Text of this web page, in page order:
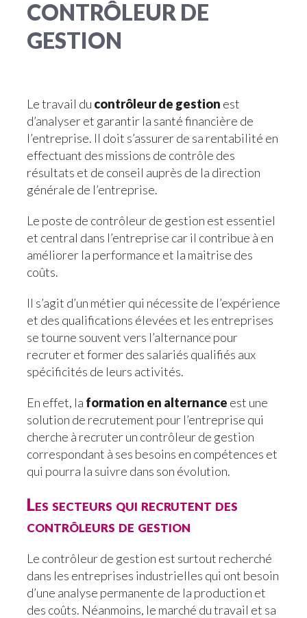
CONTRÔLEUR DE
GESTION
Le travail du contrôleur de gestion est
d’analyser et garantir la santé financière de
l’entreprise. Il doit s’assurer de sa rentabilité en
effectuant des missions de contrôle des
résultats et de conseil auprès de la direction
générale de l’entreprise.
Le poste de contrôleur de gestion est essentiel
et central dans l’entreprise car il contribue à en
améliorer la performance et la maitrise des
coûts.
Il s’agit d’un métier qui nécessite de l’expérience
et des qualifications élevées et les entreprises
se tourne souvent vers l’alternance pour
recruter et former des salariés qualifiés aux
spécificités de leurs activités.
En effet, la formation en alternance est une
solution de recrutement pour l’entreprise qui
cherche à recruter un contrôleur de gestion
correspondant à ses besoins en compétences et
qui pourra la suivre dans son évolution.
Les secteurs qui recrutent des
contrôleurs de gestion
Le contrôleur de gestion est surtout recherché
dans les entreprises industrielles qui ont besoin
d’une analyse permanente de la production et
des coûts. Néanmoins, le marché du travail et sa